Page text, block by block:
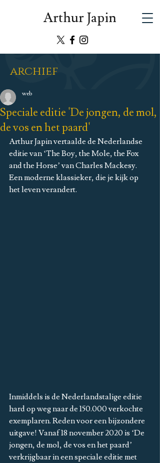
Arthur Japin
archief
Speciale editie 'De jongen, de mol,
de vos en het paard'
web
Arthur Japin vertaalde de Nederlandse
editie van ‘The Boy, the Mole, the Fox
and the Horse’ van Charles Mackesy.
Een moderne klassieker, die je kijk op
het leven verandert.
Inmiddels is de Nederlandstalige editie
hard op weg naar de 150.000 verkochte
exemplaren. Reden voor een bijzondere
uitgave! Vanaf 18 november 2020 is ‘De
jongen, de mol, de vos en het paard’
verkrijgbaar in een speciale editie met